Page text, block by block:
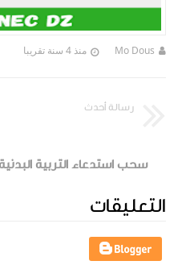
Mo Dous منذ 4 سنة تقريبا
رسالة أحدث
سحب استدعاء التربية البدنية
التعليقات